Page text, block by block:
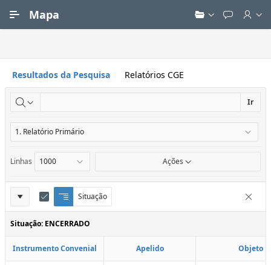
Mapa
Resultados da Pesquisa Relatórios CGE
Ir
Linhas Ações
Definições
do
Relatório
Situação
Q
u
e
b
a
E
d
i
t
r
Situação: ENCERRADO
Instrumento Convenial Apelido Objeto